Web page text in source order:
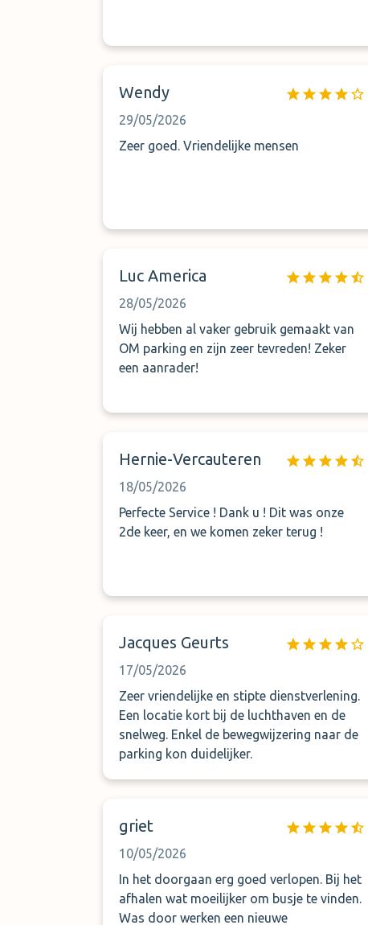
Wendy
29/05/2026
Zeer goed. Vriendelijke mensen
Luc America
28/05/2026
Wij hebben al vaker gebruik gemaakt van
OM parking en zijn zeer tevreden! Zeker
een aanrader!
Hernie-Vercauteren
18/05/2026
Perfecte Service ! Dank u ! Dit was onze
2de keer, en we komen zeker terug !
Jacques Geurts
17/05/2026
Zeer vriendelijke en stipte dienstverlening.
Een locatie kort bij de luchthaven en de
snelweg. Enkel de bewegwijzering naar de
parking kon duidelijker.
griet
10/05/2026
In het doorgaan erg goed verlopen. Bij het
afhalen wat moeilijker om busje te vinden.
Was door werken een nieuwe